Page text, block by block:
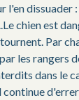
l'en dissuader
chien est
Par
les rangers
dans le